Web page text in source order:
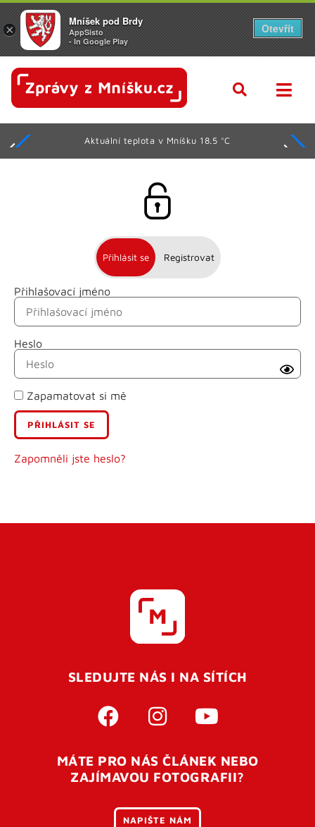
Aktuální teplota v Mníšku 18.5 °C
Přihlásit se Registrovat
Přihlašovací jméno
Heslo
Zapamatovat si mě
Zapomněli jste heslo?
Jméno
Příjmení
E-mail
Uživatelské jméno
Pro úspěšné dokončení registrace je potřeba
vaší e-mailovouadresu. Po úspěšném odeslání
otevření tohoto odkazu se váš účet ověří a můžete se
přihlásit. Nezapomeňte zkontrolovat složku SPAM ve
SLEDUJTE NÁS I NA SÍTÍCH
MÁTE PRO NÁS ČLÁNEK NEBO
ZAJÍMAVOU FOTOGRAFII?
NAPIŠTE NÁM
×
Mníšek pod Brdy
AppSisto
- In Google Play
Otevřít